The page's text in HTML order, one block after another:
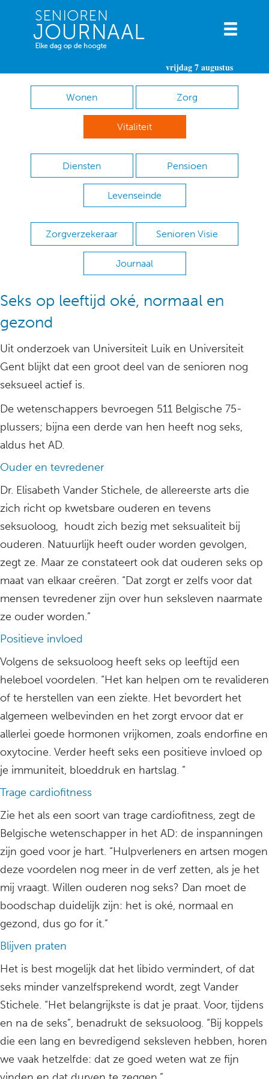
vrijdag 7 augustus
Wonen Zorg
Vitaliteit
Diensten Pensioen
Levenseinde
Zorgverzekeraar Senioren Visie
Journaal
Seks op leeftijd oké, normaal en
gezond
Uit onderzoek van Universiteit Luik en Universiteit
Gent blijkt dat een groot deel van de senioren nog
seksueel actief is.
De wetenschappers bevroegen 511 Belgische 75-
plussers; bijna een derde van hen heeft nog seks,
aldus het AD.
Ouder en tevredener
Dr. Elisabeth Vander Stichele, de allereerste arts die
zich richt op kwetsbare ouderen en tevens
seksuoloog, houdt zich bezig met seksualiteit bij
ouderen. Natuurlijk heeft ouder worden gevolgen,
zegt ze. Maar ze constateert ook dat ouderen seks op
maat van elkaar creëren. “Dat zorgt er zelfs voor dat
mensen tevredener zijn over hun seksleven naarmate
ze ouder worden.”
Positieve invloed
Volgens de seksuoloog heeft seks op leeftijd een
heleboel voordelen. “Het kan helpen om te revalideren
of te herstellen van een ziekte. Het bevordert het
algemeen welbevinden en het zorgt ervoor dat er
allerlei goede hormonen vrijkomen, zoals endorfine en
oxytocine. Verder heeft seks een positieve invloed op
je immuniteit, bloeddruk en hartslag. ”
Trage cardiofitness
Zie het als een soort van trage cardiofitness, zegt de
Belgische wetenschapper in het AD: de inspanningen
zijn goed voor je hart. “Hulpverleners en artsen mogen
deze voordelen nog meer in de verf zetten, als je het
mij vraagt. Willen ouderen nog seks? Dan moet de
boodschap duidelijk zijn: het is oké, normaal en
gezond, dus go for it.”
Blijven praten
Het is best mogelijk dat het libido vermindert, of dat
seks minder vanzelfsprekend wordt, zegt Vander
Stichele. “Het belangrijkste is dat je praat. Voor, tijdens
en na de seks”, benadrukt de seksuoloog. “Bij koppels
die een lang en bevredigend seksleven hebben, horen
we vaak hetzelfde: dat ze goed weten wat ze fijn